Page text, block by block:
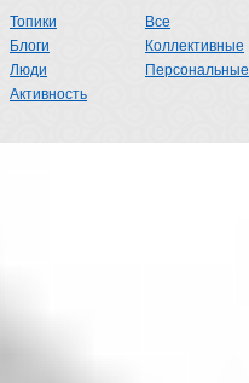
Топики
Блоги
Люди
Активность
Все
Коллективные
Персональные